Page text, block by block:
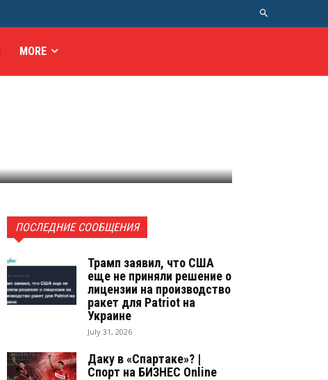
MORE
ПОСЛЕДНИЕ СООБЩЕНИЯ
Трамп заявил, что США
еще не приняли решение о
лицензии на производство
ракет для Patriot на
Украине
July 31, 2026
Даку в «Спартаке»? |
Спорт на БИЗНЕС Online